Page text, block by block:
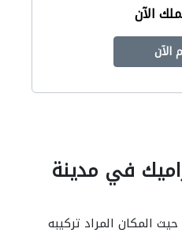
الآن
الآن
في مدينة
المكان المراد تركيبه